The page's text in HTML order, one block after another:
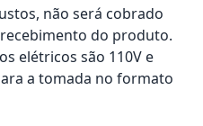
não será cobrado
do produto.
elétricos são 110V e
a tomada no formato